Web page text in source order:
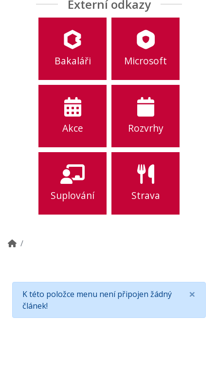
Externí odkazy
Bakaláři Microsoft
Akce Rozvrhy
Suplování Strava
×
K této položce menu není připojen žádný
článek!